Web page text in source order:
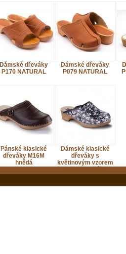
Dámské dřeváky
P170 NATURAL
Dámské dřeváky
P079 NATURAL
Pánské klasické
dřeváky M16M
hnědá
Dámské klasické
dřeváky s
květinovým vzorem